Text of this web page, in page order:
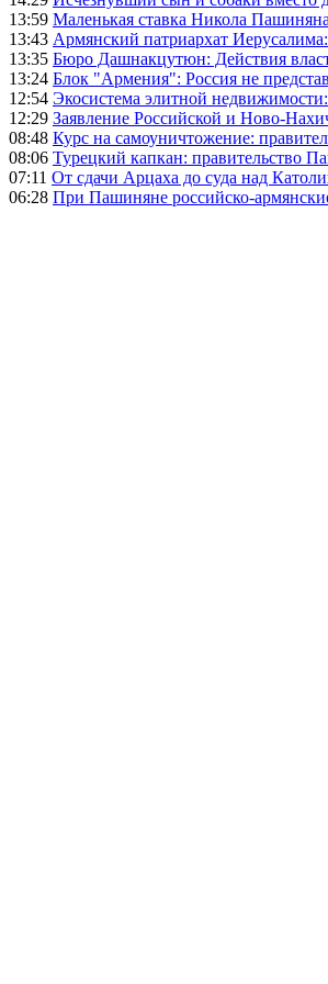
13:59 Маленькая ставка Никола
13:43 Армянский патриархат
13:35 Бюро Дашнакцутюн: Действия
13:24 Блок "Армения": Россия не
12:54 Экосистема элитной
12:29 Заявление Российской и Ново-
08:48 Курс на самоуничтожение:
08:06 Турецкий капкан: правительство
07:11 От сдачи Арцаха до суда над
06:28 При Пашиняне российско-